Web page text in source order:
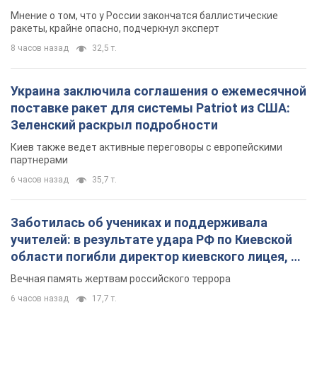
Мнение о том, что у России закончатся баллистические
ракеты, крайне опасно, подчеркнул эксперт
8 часов назад 32,5 т.
Украина заключила соглашения о ежемесячной
поставке ракет для системы Patriot из США:
Зеленский раскрыл подробности
Киев также ведет активные переговоры с европейскими
партнерами
6 часов назад 35,7 т.
Заботилась об учениках и поддерживала
учителей: в результате удара РФ по Киевской
области погибли директор киевского лицея, её
муж и внук
Вечная память жертвам российского террора
6 часов назад 17,7 т.